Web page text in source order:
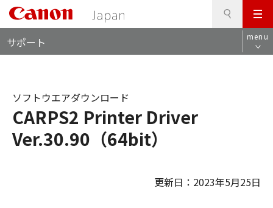
メ
ニ
ュ
サポート menu
CARPS2 Printer Driver
Ver.30.90（64bit）
ソフトウエアダウンロード
更新日：2023年5月25日